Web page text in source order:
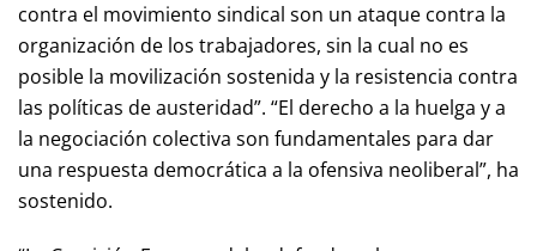
contra el movimiento sindical son un ataque contra la
organización de los trabajadores, sin la cual no es
posible la movilización sostenida y la resistencia contra
las políticas de austeridad”. “El derecho a la huelga y a
la negociación colectiva son fundamentales para dar
una respuesta democrática a la ofensiva neoliberal”, ha
sostenido.